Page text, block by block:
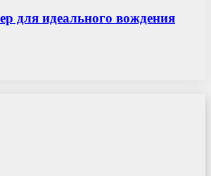
для идеального вождения